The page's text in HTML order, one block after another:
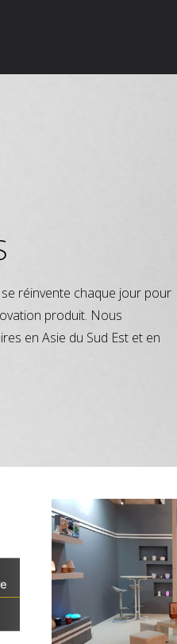
réinvente chaque jour pour
produit. Nous
en Asie du Sud Est et en